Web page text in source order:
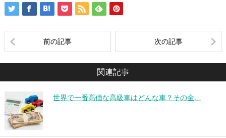
前の記事 次の記事
関連記事
世界で一番高価な高級車はどんな車？その金…